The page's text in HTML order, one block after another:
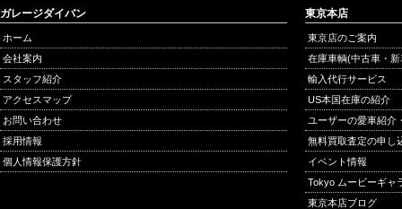
ガレージダイバン
ホーム
会社案内
スタッフ紹介
アクセスマップ
お問い合わせ
採用情報
個人情報保護方針
東京本店
東京店のご案内
在庫車輌(中古車・
輸入代行サービス
US本国在庫の紹介
ユーザーの愛車紹介
無料買取査定の申し
イベント情報
Tokyo ムービーギャ
東京本店ブログ